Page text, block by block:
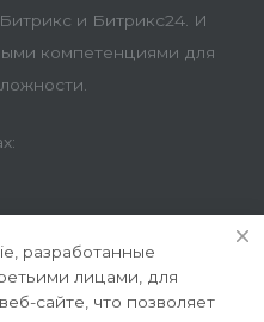
и Битрикс24. И
компетенциями для
разработанные
лицами, для
сайте, что позволяет